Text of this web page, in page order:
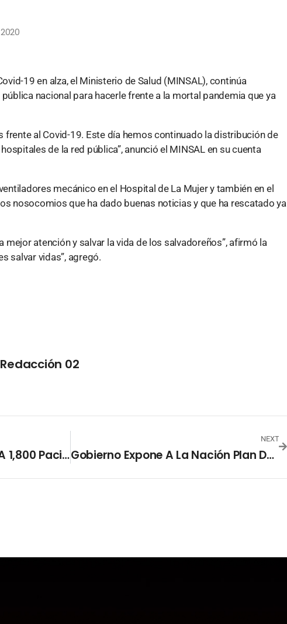
19 en alza, el Ministerio de Salud (MINSAL), continúa
nacional para hacerle frente a la mortal pandemia que ya
frente al Covid-19. Este día hemos continuado la distribución de
de la red pública”, anunció el MINSAL en su cuenta
mecánico en el Hospital de La Mujer y también en el
nosocomios que ha dado buenas noticias y que ha rescatado ya
atención y salvar la vida de los salvadoreños”, afirmó la
salvar vidas”, agregó.
Redacción 02
El Salvador Se Aproxima A 1,800 Pacientes Recuperados De Covid-19
NEXT
Gobierno Expone A La Nación Plan De Reapertura Económica